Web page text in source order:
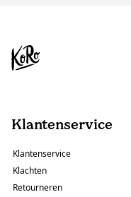
Klantenservice
Klantenservice
Klachten
Retourneren